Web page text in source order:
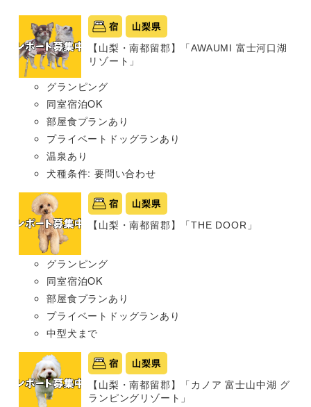
宿 山梨県
【山梨・南都留郡】「AWAUMI 富士河口湖
リゾート」
グランピング
同室宿泊OK
部屋食プランあり
プライベートドッグランあり
温泉あり
犬種条件: 要問い合わせ
宿 山梨県
【山梨・南都留郡】「THE DOOR」
グランピング
同室宿泊OK
部屋食プランあり
プライベートドッグランあり
中型犬まで
宿 山梨県
【山梨・南都留郡】「カノア 富士山中湖 グ
ランピングリゾート」